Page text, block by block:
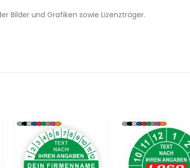
Bilder und Grafiken sowie Lizenzträger.